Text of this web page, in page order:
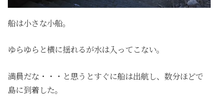
船は小さな小船。
ゆらゆらと横に揺れるが水は入ってこない。
満員だな・・・と思うとすぐに船は出航し、数分ほどで
島に到着した。